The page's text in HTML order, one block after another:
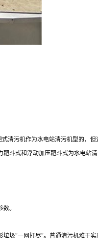
污机作为水电站清污机型的，
斗式和浮动加压耙斗式为水电站
。
圾"一网打尽"。普通清污机难于实